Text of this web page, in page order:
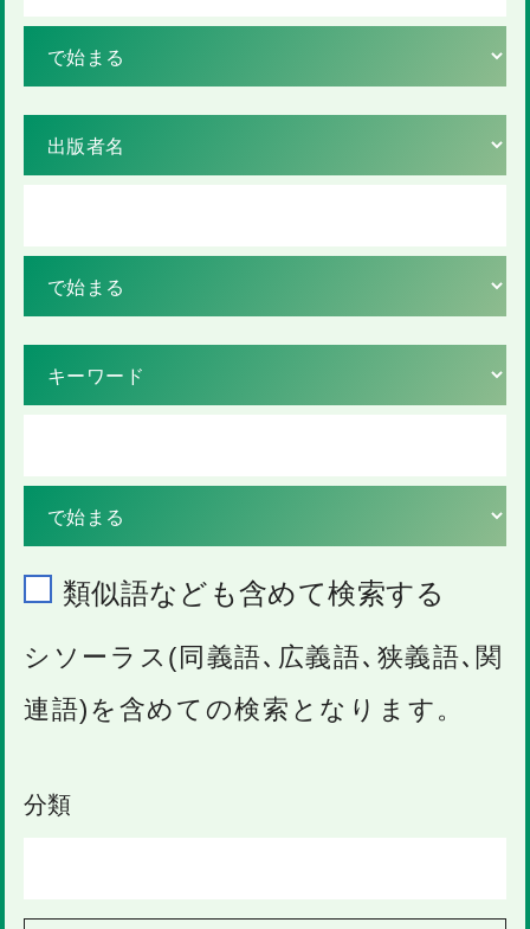
類似語なども含めて検索する
シソーラス(同義語､広義語､狭義語､関
連語)を含めての検索となります。
分類